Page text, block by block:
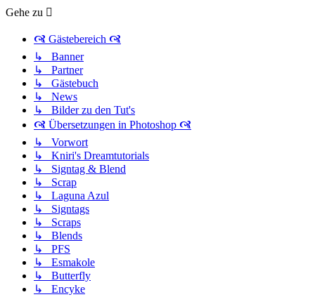
Gehe zu
🙧 Gästebereich 🙧
↳ Banner
↳ Partner
↳ Gästebuch
↳ News
↳ Bilder zu den Tut's
🙧 Übersetzungen in Photoshop 🙧
↳ Vorwort
↳ Kniri's Dreamtutorials
↳ Signtag & Blend
↳ Scrap
↳ Laguna Azul
↳ Signtags
↳ Scraps
↳ Blends
↳ PFS
↳ Esmakole
↳ Butterfly
↳ Encyke